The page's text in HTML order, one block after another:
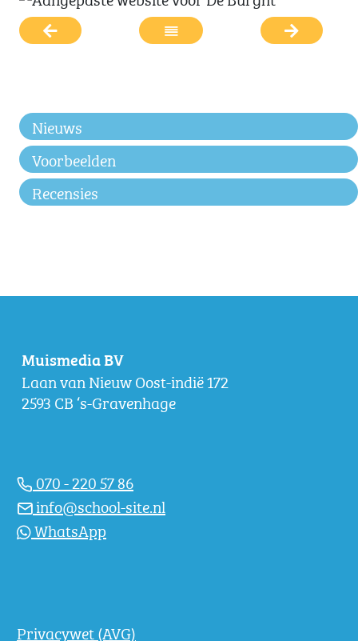
Nieuws
Voorbeelden
Recensies
Muismedia BV
Laan van Nieuw Oost-indië 172
2593 CB ‘s-Gravenhage
070 - 220 57 86
info@school-site.nl
WhatsApp
Privacywet (AVG)